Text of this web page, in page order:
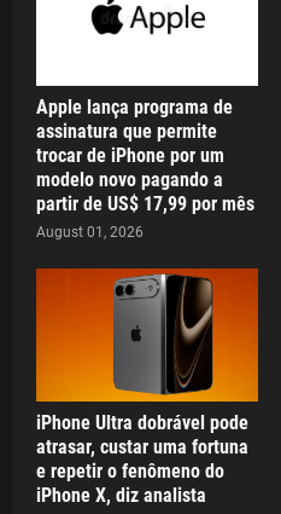
Apple lança programa de
assinatura que permite
trocar de iPhone por um
modelo novo pagando a
partir de US$ 17,99 por mês
August 01, 2026
iPhone Ultra dobrável pode
atrasar, custar uma fortuna
e repetir o fenômeno do
iPhone X, diz analista